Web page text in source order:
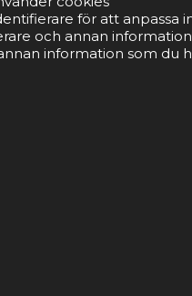
för att anpassa
och annan
information som du